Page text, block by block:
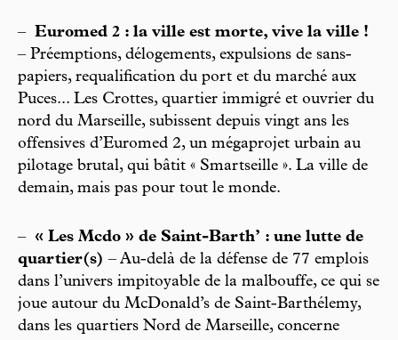
– Euromed 2 : la ville est morte, vive la ville !
– Préemptions, délogements, expulsions de sans-
papiers, requalification du port et du marché aux
Puces... Les Crottes, quartier immigré et ouvrier du
nord du Marseille, subissent depuis vingt ans les
offensives d’Euromed 2, un mégaprojet urbain au
pilotage brutal, qui bâtit « Smartseille ». La ville de
demain, mais pas pour tout le monde.
–
« Les Mcdo » de Saint-Barth’ : une lutte de
quartier(s) – Au-delà de la défense de 77 emplois
dans l’univers impitoyable de la malbouffe, ce qui se
joue autour du McDonald’s de Saint-Barthélemy,
dans les quartiers Nord de Marseille, concerne